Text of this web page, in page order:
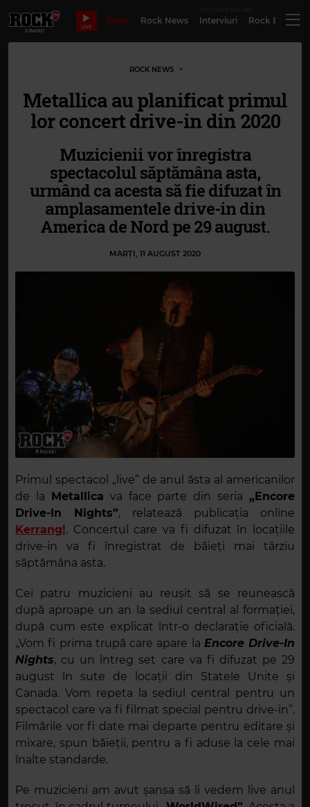
LIVE
Bilete Rock News Interviuri Rock
ROCK NEWS
Metallica au planificat primul
lor concert drive-in din 2020
Muzicienii vor înregistra
spectacolul săptămâna asta,
urmând ca acesta să fie difuzat în
amplasamentele drive-in din
America de Nord pe 29 august.
MARȚI, 11 AUGUST 2020
Primul spectacol „live” de anul ăsta al americanilor
de la
Metallica va face parte din seria „Encore
Drive-In Nights”, relatează publicația online
Kerrang!. Concertul care va fi difuzat în locațiile
drive-in va fi înregistrat de băieți mai târziu
săptămâna asta.
Cei patru muzicieni au reușit să se reunească
după aproape un an la sediul central al formației,
după cum este explicat într-o declarație oficială.
„Vom fi prima trupă care apare la Encore Drive-In
Nights, cu un întreg set care va fi difuzat pe 29
august în sute de locații din Statele Unite și
Canada. Vom repeta la sediul central pentru un
spectacol care va fi filmat special pentru drive-in”.
Filmările vor fi date mai departe pentru editare și
mixare, spun băieții, pentru a fi aduse la cele mai
înalte standarde.
Pe muzicieni am avut șansa să îi vedem live anul